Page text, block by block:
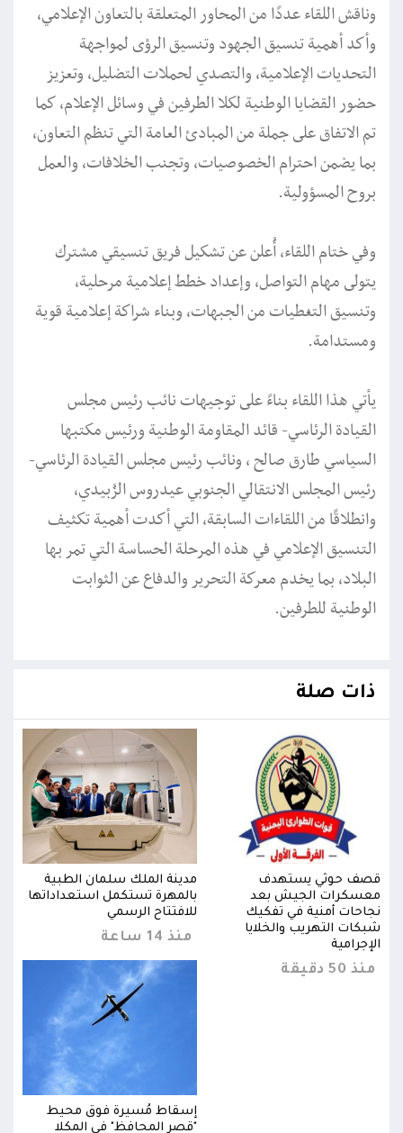
وناقش اللقاء عددًا من المحاور المتعلقة بالتعاون الإعلامي،
وأكد أهمية تنسيق الجهود وتنسيق الرؤى لمواجهة
التحديات الإعلامية، والتصدي لحملات التضليل، وتعزيز
حضور القضايا الوطنية لكلا الطرفين في وسائل الإعلام، كما
تم الاتفاق على جملة من المبادئ العامة التي تنظم التعاون،
بما يضمن احترام الخصوصيات، وتجنب الخلافات، والعمل
بروح المسؤولية.
وفي ختام اللقاء، أُعلن عن تشكيل فريق تنسيقي مشترك
يتولى مهام التواصل، وإعداد خطط إعلامية مرحلية،
وتنسيق التغطيات من الجبهات، وبناء شراكة إعلامية قوية
ومستدامة.
يأتي هذا اللقاء بناءً على توجيهات نائب رئيس مجلس
القيادة الرئاسي- قائد المقاومة الوطنية ورئيس مكتبها
السياسي طارق صالح ، ونائب رئيس مجلس القيادة الرئاسي-
رئيس المجلس الانتقالي الجنوبي عيدروس الزُبيدي،
وانطلاقًا من اللقاءات السابقة، التي أكدت أهمية تكثيف
التنسيق الإعلامي في هذه المرحلة الحساسة التي تمر بها
البلاد، بما يخدم معركة التحرير والدفاع عن الثوابت
الوطنية للطرفين.
ذات صلة
قصف حوثي يستهدف
معسكرات الجيش بعد
نجاحات أمنية في تفكيك
شبكات التهريب والخلايا
الإجرامية
منذ 50 دقيقة
مدينة الملك سلمان الطبية
بالمهرة تستكمل استعداداتها
للافتتاح الرسمي
منذ 14 ساعة
إسقاط مُسيرة فوق محيط
"قصر المحافظ" في المكلا